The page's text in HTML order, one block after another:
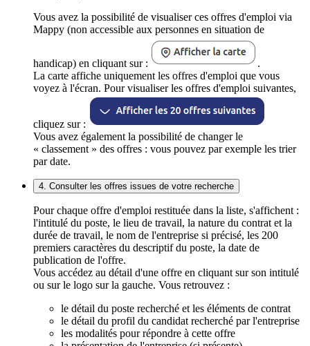
Vous avez la possibilité de visualiser ces offres d'emploi via
Mappy (non accessible aux personnes en situation de
handicap) en cliquant sur :
.
La carte affiche uniquement les offres d'emploi que vous
voyez à l'écran. Pour visualiser les offres d'emploi suivantes,
cliquez sur :
Vous avez également la possibilité de changer le
« classement » des offres : vous pouvez par exemple les trier
par date.
4. Consulter les offres issues de votre recherche
Pour chaque offre d'emploi restituée dans la liste, s'affichent :
l'intitulé du poste, le lieu de travail, la nature du contrat et la
durée de travail, le nom de l'entreprise si précisé, les 200
premiers caractères du descriptif du poste, la date de
publication de l'offre.
Vous accédez au détail d'une offre en cliquant sur son intitulé
ou sur le logo sur la gauche. Vous retrouvez :
le détail du poste recherché et les éléments de contrat
le détail du profil du candidat recherché par l'entreprise
les modalités pour répondre à cette offre